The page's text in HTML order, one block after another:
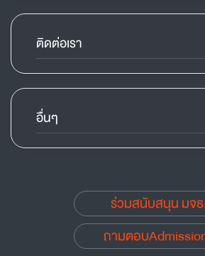
ติดต่อเรา
อื่นๆ
ร่วมสนับสนุน มจ
ถามตอบ